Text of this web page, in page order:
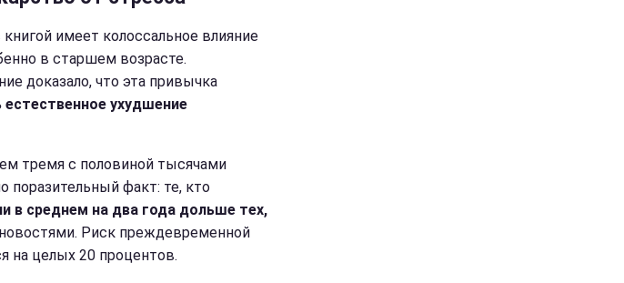
имеет колоссальное влияние
в старшем возрасте.
доказало, что эта привычка
ухудшение
тремя с половиной тысячами
поразительный факт: те, кто
в среднем на два года дольше тех,
Риск преждевременной
на целых 20 процентов.